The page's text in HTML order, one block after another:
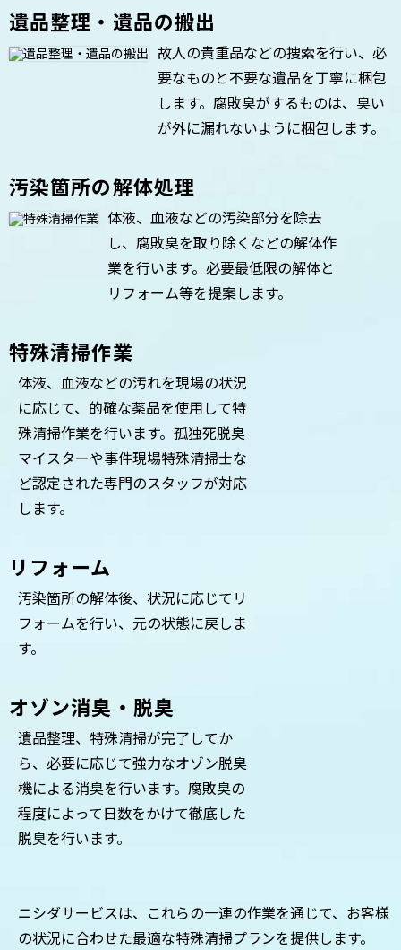
遺品整理・遺品の搬出
故人の貴重品などの捜索を行い、必
要なものと不要な遺品を丁寧に梱包
します。腐敗臭がするものは、臭い
が外に漏れないように梱包します。
汚染箇所の解体処理
体液、血液などの汚染部分を除去
し、腐敗臭を取り除くなどの解体作
業を行います。必要最低限の解体と
リフォーム等を提案します。
特殊清掃作業
体液、血液などの汚れを現場の状況
に応じて、的確な薬品を使用して特
殊清掃作業を行います。孤独死脱臭
マイスターや事件現場特殊清掃士な
ど認定された専門のスタッフが対応
します。
リフォーム
汚染箇所の解体後、状況に応じてリ
フォームを行い、元の状態に戻しま
す。
オゾン消臭・脱臭
遺品整理、特殊清掃が完了してか
ら、必要に応じて強力なオゾン脱臭
機による消臭を行います。腐敗臭の
程度によって日数をかけて徹底した
脱臭を行います。
ニシダサービスは、これらの一連の作業を通じて、お客様
の状況に合わせた最適な特殊清掃プランを提供します。